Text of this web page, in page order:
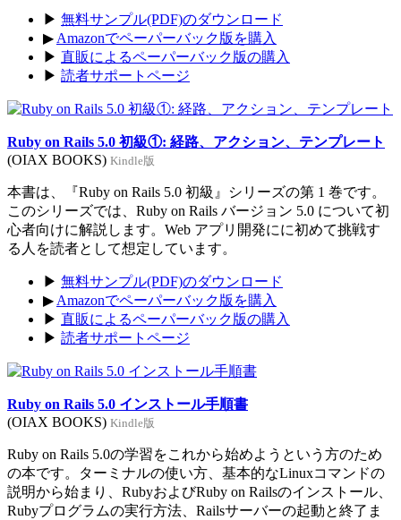
▶ 無料サンプル(PDF)のダウンロード
▶ Amazonでペーパーバック版を購入
▶ 直販によるペーパーバック版の購入
▶ 読者サポートページ
Ruby on Rails 5.0 初級①: 経路、アクション、テンプレート
(OIAX BOOKS) Kindle版
本書は、『Ruby on Rails 5.0 初級』シリーズの第 1 巻です。
このシリーズでは、Ruby on Rails バージョン 5.0 について初
心者向けに解説します。Web アプリ開発にに初めて挑戦す
る人を読者として想定しています。
▶ 無料サンプル(PDF)のダウンロード
▶ Amazonでペーパーバック版を購入
▶ 直販によるペーパーバック版の購入
▶ 読者サポートページ
Ruby on Rails 5.0 インストール手順書
(OIAX BOOKS) Kindle版
Ruby on Rails 5.0の学習をこれから始めようという方のため
の本です。ターミナルの使い方、基本的なLinuxコマンドの
説明から始まり、RubyおよびRuby on Railsのインストール、
Rubyプログラムの実行方法、Railsサーバーの起動と終了ま